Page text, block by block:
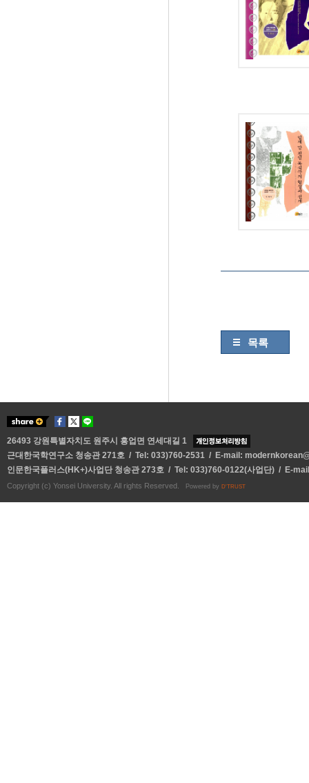
목록
26493 강원특별자치도 원주시 흥업면 연세대길 1
근대한국학연구소 청송관 271호 / Tel: 033)760-2531 / E-mail:
인문한국플러스(HK+)사업단 청송관 273호 / Tel: 033)760-0122(사업단) / E-
Copyright (c) Yonsei University. All rights Reserved. Powered by D'TRUST